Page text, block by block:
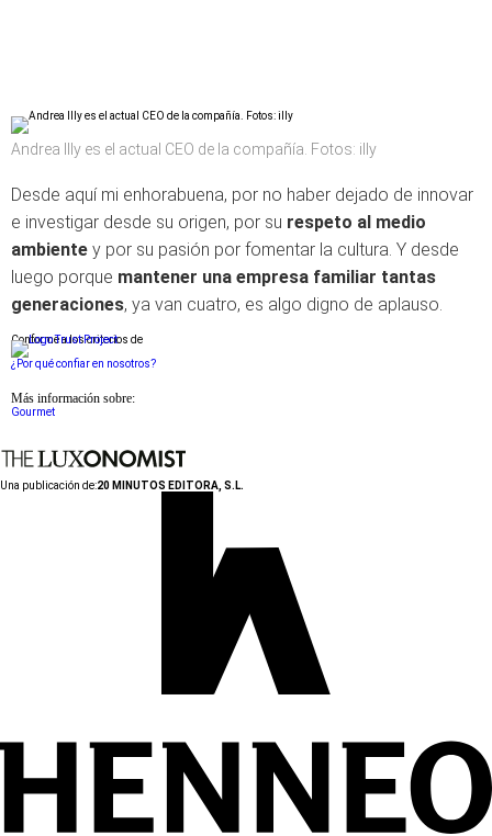
Andrea Illy es el actual CEO de la compañía. Fotos: illy
Desde aquí mi enhorabuena, por no haber dejado de innovar
e investigar desde su origen, por su respeto al medio
ambiente y por su pasión por fomentar la cultura. Y desde
luego porque mantener una empresa familiar tantas
generaciones, ya van cuatro, es algo digno de aplauso.
Conforme a los criterios de
¿Por qué confiar en nosotros?
Más información sobre:
Gourmet
Una publicación de:20 MINUTOS EDITORA, S.L.